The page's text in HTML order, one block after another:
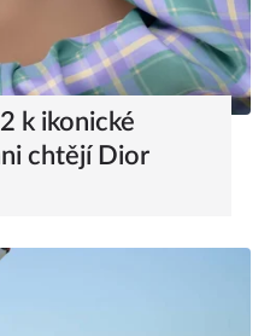
k ikonické
chtějí Dior